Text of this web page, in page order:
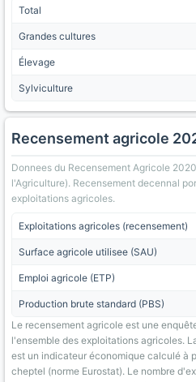
Total
Grandes cultures
Élevage
Sylviculture
Recensement agricole
Donnees du Recensement Agricole
l'Agriculture). Recensement decennal
exploitations agricoles.
Exploitations agricoles (recensement)
Surface agricole utilisee (SAU)
Emploi agricole (ETP)
Production brute standard (PBS)
Le recensement agricole est une
l'ensemble des exploitations agricoles.
est un indicateur économique calculé à
cheptel (norme Eurostat). Le nombre